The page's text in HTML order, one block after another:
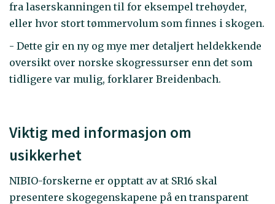
fra laserskanningen til for eksempel trehøyder,
eller hvor stort tømmervolum som finnes i skogen.
- Dette gir en ny og mye mer detaljert heldekkende
oversikt over norske skogressurser enn det som
tidligere var mulig, forklarer Breidenbach.
Viktig med informasjon om
usikkerhet
NIBIO-forskerne er opptatt av at SR16 skal
presentere skogegenskapene på en transparent